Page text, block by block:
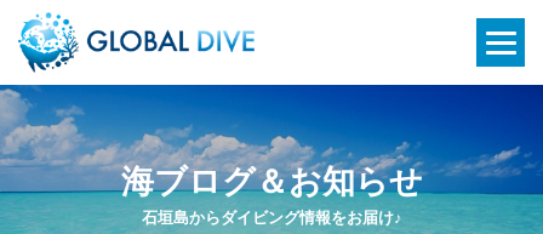
石垣島からダイビング情報をお届け♪
海ブログ＆お知らせ